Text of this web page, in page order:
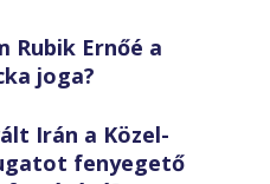
Rubik Ernőé a
joga?
Irán a Közel-
fenyegető